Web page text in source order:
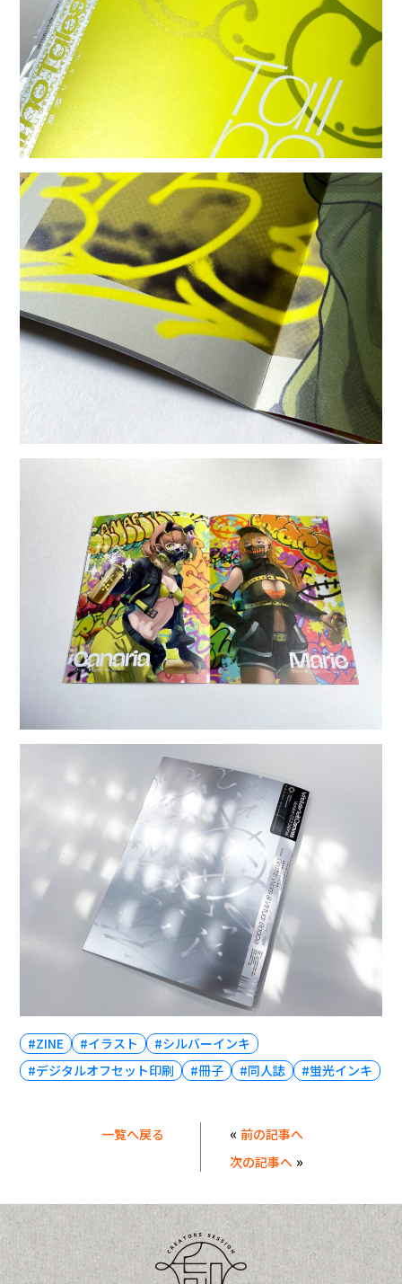
#ZINE #イラスト
#シルバーインキ
#デジタルオフセット印刷
#冊子 #同人誌 #蛍光インキ
一覧へ戻る « 前の記事へ
次の記事へ »